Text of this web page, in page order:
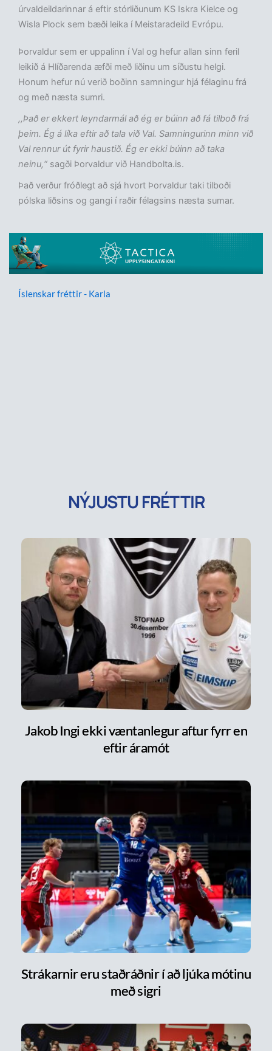
úrvaldeildarinnar á eftir stórliðunum KS Iskra Kielce og
Wisla Plock sem bæði leika í Meistaradeild Evrópu.
Þorvaldur sem er uppalinn í Val og hefur allan sinn feril
leikið á Hlíðarenda æfði með liðinu um síðustu helgi.
Honum hefur nú verið boðinn samningur hjá félaginu frá
og með næsta sumri.
,,Það er ekkert leyndarmál að ég er búinn að fá tilboð frá
þeim. Ég á líka eftir að tala við Val. Samningurinn minn við
Val rennur út fyrir haustið. Ég er ekki búinn að taka
neinu,“ sagði Þorvaldur við Handbolta.is.
Það verður fróðlegt að sjá hvort Þorvaldur taki tilboði
pólska liðsins og gangi í raðir félagsins næsta sumar.
Íslenskar fréttir - Karla
NÝJUSTU FRÉTTIR
Jakob Ingi ekki væntanlegur aftur fyrr en
eftir áramót
Strákarnir eru staðráðnir í að ljúka mótinu
með sigri